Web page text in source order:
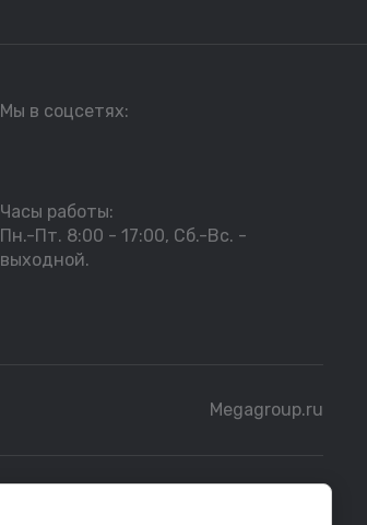
Мы в соцсетях:
Часы работы:
Пн.-Пт. 8:00 - 17:00, Сб.-Вс. -
выходной.
Megagroup.ru